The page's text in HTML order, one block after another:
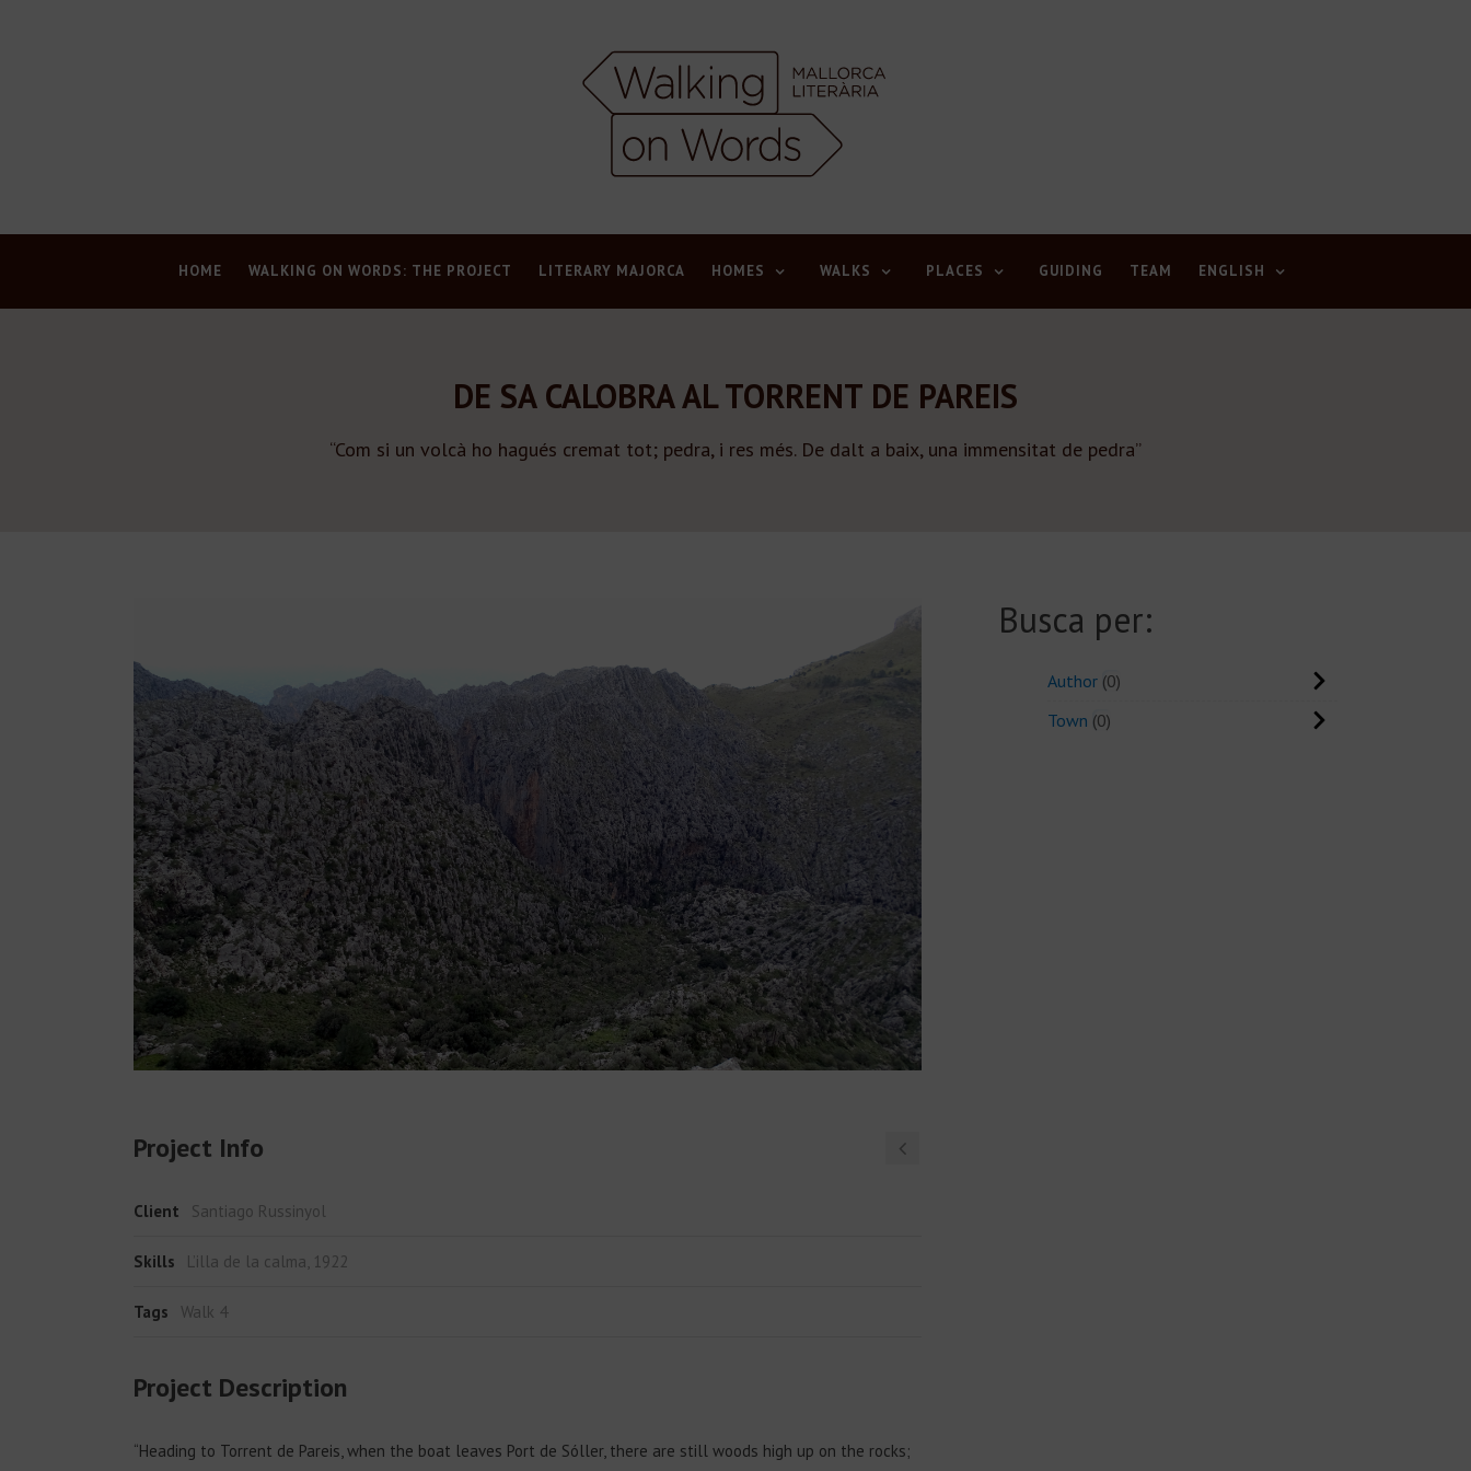
HOME WALKING ON WORDS: THE PROJECT LITERARY MAJORCA HOMES WALKS PLACES GUIDING TEAM ENGLISH
DE SA CALOBRA AL TORRENT DE PAREIS
“Com si un volcà ho hagués cremat tot; pedra, i res més. De dalt a baix, una immensitat de pedra”
Project Info
Client Santiago Russinyol
Skills L’illa de la calma, 1922
Tags Walk 4
Project Description
“Heading to Torrent de Pareis, when the boat leaves Port de Sóller, there are still woods high up on the rocks;
Busca per:
Author 0
Town 0